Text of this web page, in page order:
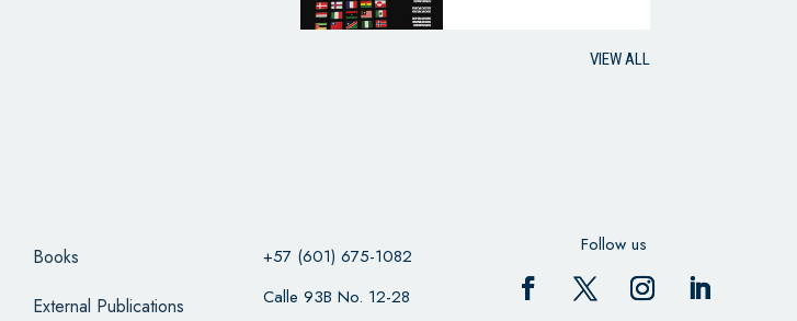
VIEW ALL
Books
External Publications
+57 (601) 675-1082
Calle 93B No. 12-28
Follow us